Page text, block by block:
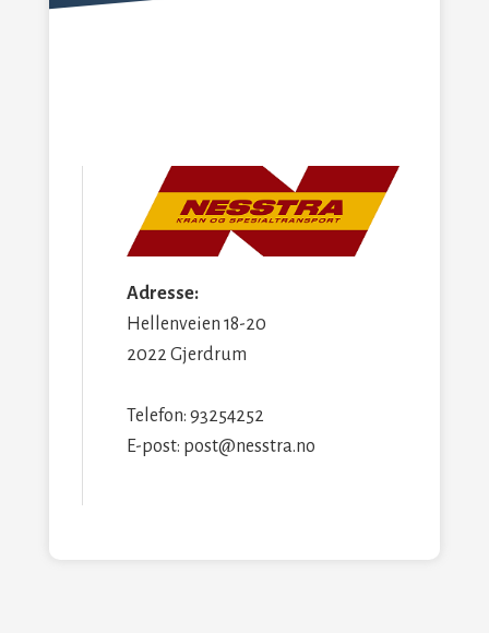
Adresse:
Hellenveien 18-20
2022 Gjerdrum
Telefon: 93254252
E-post: post@nesstra.no